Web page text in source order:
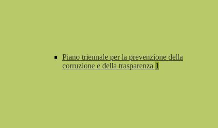
Piano triennale per la prevenzione della
corruzione e della trasparenza 1